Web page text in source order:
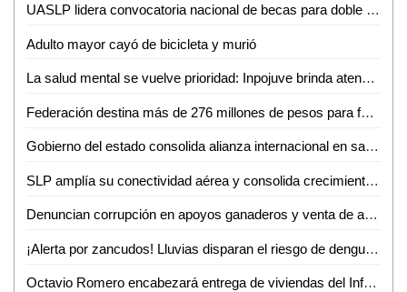
UASLP lidera convocatoria nacional de becas para doble titulación en ingeniería con Francia
Adulto mayor cayó de bicicleta y murió
La salud mental se vuelve prioridad: Inpojuve brinda atención psicológica en la Huasteca
Federación destina más de 276 millones de pesos para fortalecer la salud en SLP
Gobierno del estado consolida alianza internacional en salud mental
SLP amplía su conectividad aérea y consolida crecimiento turistico y económico
Denuncian corrupción en apoyos ganaderos y venta de aretes
¡Alerta por zancudos! Lluvias disparan el riesgo de dengue, zika y chikungunya
Octavio Romero encabezará entrega de viviendas del Infonavit en Ciudad Valles